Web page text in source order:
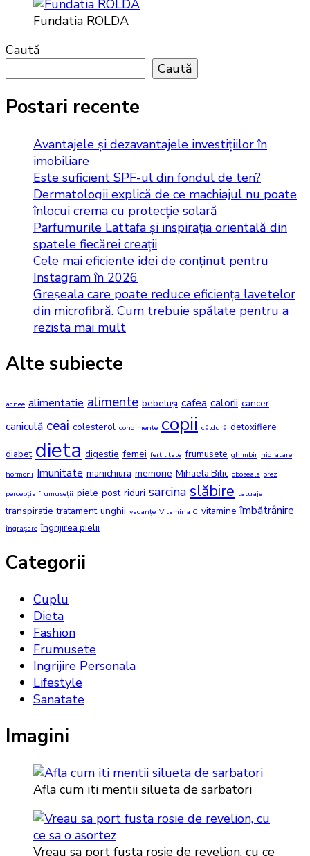
Fundatia ROLDA
Caută
Caută
Postari recente
Avantajele și dezavantajele investițiilor în
imobiliare
Este suficient SPF-ul din fondul de ten?
Dermatologii explică de ce machiajul nu poate
înlocui crema cu protecție solară
Parfumurile Lattafa și inspirația orientală din
spatele fiecărei creații
Cele mai eficiente idei de conținut pentru
Instagram în 2026
Greșeala care poate reduce eficiența lavetelor
din microfibră. Cum trebuie spălate pentru a
rezista mai mult
Alte subiecte
acnee alimentatie alimente bebeluși cafea calorii cancer
caniculă ceai colesterol condimente copii căldură detoxifiere
diabet dieta digestie femei fertilitate frumusete ghimbir hidratare
hormoni Imunitate manichiura memorie Mihaela Bilic oboseala orez
percepția frumuseții piele post riduri sarcina slăbire tatuaje
transpiratie tratament unghii vacanțe Vitamina C vitamine îmbătrânire
îngrașare îngrijirea pielii
Categorii
Cuplu
Dieta
Fashion
Frumusete
Ingrijire Personala
Lifestyle
Sanatate
Imagini
Afla cum iti mentii silueta de sarbatori
Vreau sa port fusta rosie de revelion, cu ce